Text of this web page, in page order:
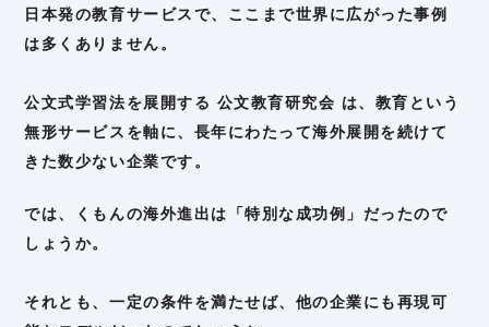
日本発の教育サービスで、ここまで世界に広がった事例
は多くありません。
公文式学習法を展開する 公文教育研究会 は、教育という
無形サービスを軸に、長年にわたって海外展開を続けて
きた数少ない企業です。
では、くもんの海外進出は「特別な成功例」だったので
しょうか。
それとも、一定の条件を満たせば、他の企業にも再現可